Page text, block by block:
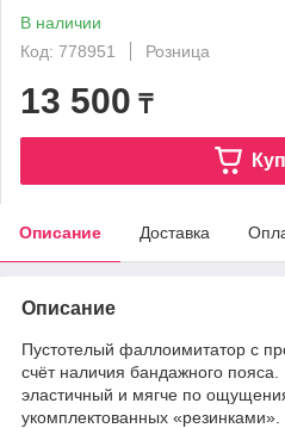
В наличии
Код: 778951
Розница
13 500 ₸
Описание Доставка
Описание
Пустотелый фаллоимитатор с
счёт наличия бандажного
эластичный и мягче по
укомплектованных «резинками».